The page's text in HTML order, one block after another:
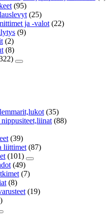
(95)
(25)
ja -valot (22)
(9)
(2)
(8)
(35)
(88)
(39)
liittimet (87)
(101)
(49)
(7)
(8)
(19)